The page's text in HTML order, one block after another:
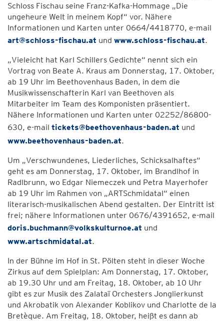
Schloss Fischau seine Franz-Kafka-Hommage „Die
ungeheure Welt in meinem Kopf“ vor. Nähere
Informationen und Karten unter 0664/4418770, e-mail
art@schloss-fischau.at und www.schloss-fischau.at.
„Vieleicht hat Karl Schillers Gedichte“ nennt sich ein
Vortrag von Beate A. Kraus am Donnerstag, 17. Oktober,
ab 19 Uhr im Beethovenhaus Baden, in dem die
Musikwissenschafterin Karl van Beethoven als
Mitarbeiter im Team des Komponisten präsentiert.
Nähere Informationen und Karten unter 02252/86800-
630, e-mail tickets@beethovenhaus-baden.at und
www.beethovenhaus-baden.at.
Um „Verschwundenes, Liederliches, Schicksalhaftes“
geht es am Donnerstag, 17. Oktober, im Brandlhof in
Radlbrunn, wo Edgar Niemeczek und Petra Mayerhofer
ab 19 Uhr im Rahmen von „ARTSchmidatal“ einen
literarisch-musikalischen Abend gestalten. Der Eintritt ist
frei; nähere Informationen unter 0676/4391652, e-mail
doris.buchmann@volkskulturnoe.at und
www.artschmidatal.at.
In der Bühne im Hof in St. Pölten steht in dieser Woche
Zirkus auf dem Spielplan: Am Donnerstag, 17. Oktober,
ab 19.30 Uhr und am Freitag, 18. Oktober, ab 10 Uhr
gibt es zur Musik des Zalataï Orchesters Jonglierkunst
und Akrobatik von Alexander Koblikov und Charlotte de la
Bretèque. Am Freitag, 18. Oktober, heißt es dann ab